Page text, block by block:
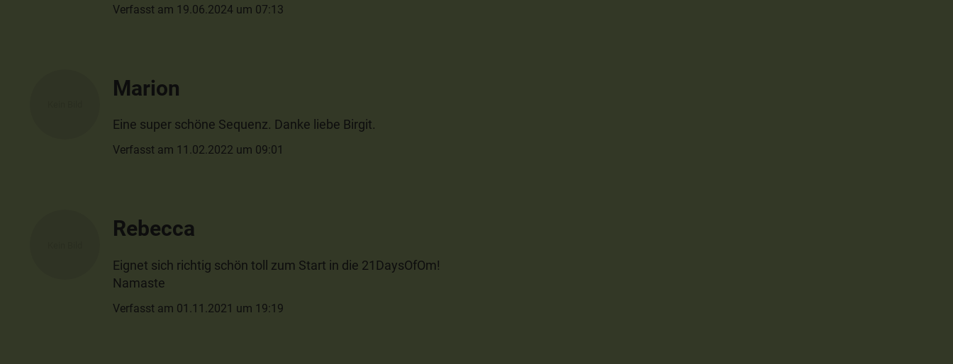
Verfasst am 19.06.2024 um 07:13
Marion
Eine super schöne Sequenz. Danke liebe Birgit.
Verfasst am 11.02.2022 um 09:01
Rebecca
Eignet sich richtig schön toll zum Start in die 21DaysOfOm!
Namaste
Verfasst am 01.11.2021 um 19:19